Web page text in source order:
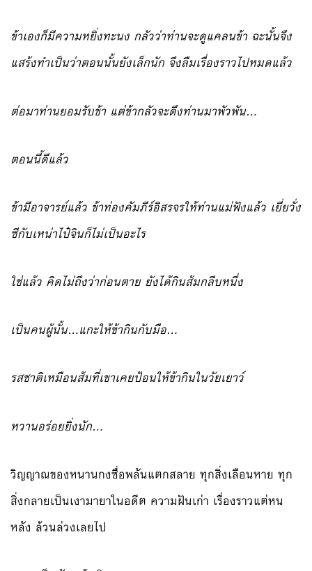
ข้าเองก็มีความหยิ่งทะนง กลัวว่าท่านจะดูแคลนข้า ฉะนั้นจึง
แสร้งทำเป็นว่าตอนนั้นยังเล็กนัก จึงลืมเรื่องราวไปหมดแล้ว
ต่อมาท่านยอมรับข้า แต่ข้ากลัวจะดึงท่านมาพัวพัน…
ตอนนี้ดีแล้ว
ข้ามีอาจารย์แล้ว ข้าท่องคัมภีร์อิสรจรให้ท่านแม่ฟังแล้ว เยี่ยวั่ง
ซีกับเหน่าไป๋จินก็ไม่เป็นอะไร
ใช่แล้ว คิดไม่ถึงว่าก่อนตาย ยังได้กินส้มกลีบหนึ่ง
เป็นคนผู้นั้น…แกะให้ข้ากินกับมือ…
รสชาติเหมือนส้มที่เขาเคยป้อนให้ข้ากินในวัยเยาว์
หวานอร่อยยิ่งนัก…
วิญญาณของหนานกงซื่อพลันแตกสลาย ทุกสิ่งเลือนหาย ทุก
สิ่งกลายเป็นเงามายาในอดีต ความฝันเก่า เรื่องราวแต่หน
หลัง ล้วนล่วงเลยไป